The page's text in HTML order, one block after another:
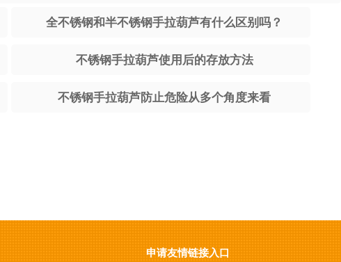
全不锈钢和半不锈钢手拉葫芦有什么区别吗？
不锈钢手拉葫芦使用后的存放方法
不锈钢手拉葫芦防止危险从多个角度来看
申请友情链接入口